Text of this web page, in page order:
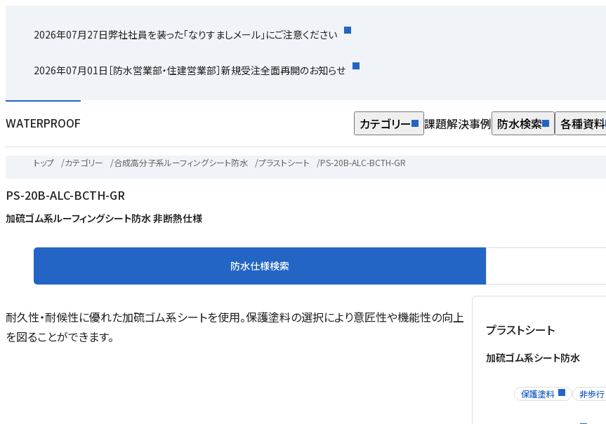
2026年07月27日弊社社員を装った「なりすましメール」にご注意ください
2026年07月01日 ［防水営業部・住建営業部］新規受注全面再開のお知らせ
WATERPROOF カテゴリー 課題解決事例 防水検索 各種資料
トップ /カテゴリー /合成高分子系ルーフィングシート防水 /プラストシート /PS-20B-ALC-BCTH-GR
PS-20B-ALC-BCTH-GR
加硫ゴム系ルーフィングシート防水 非断熱仕様
防水仕様検索
耐久性・耐候性に優れた加硫ゴム系シートを使用。保護塗料の選択により意匠性や機能性の向上
を図ることができます。
プラストシート
加硫ゴム系シート防水
保護塗料 非歩行